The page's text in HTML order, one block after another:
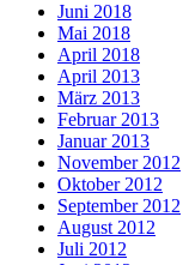
Juni 2018
Mai 2018
April 2018
April 2013
März 2013
Februar 2013
Januar 2013
November 2012
Oktober 2012
September 2012
August 2012
Juli 2012